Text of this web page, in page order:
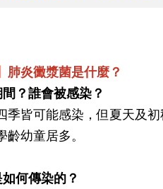
肺炎黴漿菌是什麼？
？誰會被感染？
季皆可能感染，但夏天及
幼童居多。
何傳染的？